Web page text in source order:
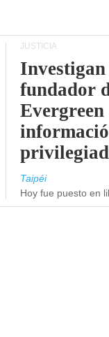
JUSTICIA
fundador
Taipéi
Hoy fue puesto en